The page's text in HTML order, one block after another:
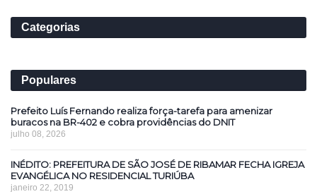
Categorias
Populares
Prefeito Luís Fernando realiza força-tarefa para amenizar
buracos na BR-402 e cobra providências do DNIT
julho 08, 2026
INÉDITO: PREFEITURA DE SÃO JOSÉ DE RIBAMAR FECHA IGREJA
EVANGÉLICA NO RESIDENCIAL TURIÚBA
janeiro 22, 2019